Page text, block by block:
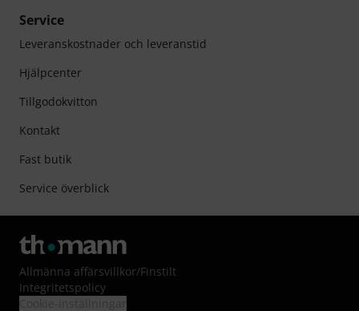
Service
Leveranskostnader och leveranstid
Hjälpcenter
Tillgodokvitton
Kontakt
Fast butik
Service överblick
Allmänna affärsvillkor/Finstilt
Integritetspolicy